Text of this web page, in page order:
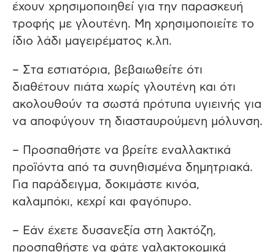
έχουν χρησιμοποιηθεί για την παρασκευή
τροφής με γλουτένη. Μη χρησιμοποιείτε το
ίδιο λάδι μαγειρέματος κ.λπ.
– Στα εστιατόρια, βεβαιωθείτε ότι
διαθέτουν πιάτα χωρίς γλουτένη και ότι
ακολουθούν τα σωστά πρότυπα υγιεινής για
να αποφύγουν τη διασταυρούμενη μόλυνση.
– Προσπαθήστε να βρείτε εναλλακτικά
προϊόντα από τα συνηθισμένα δημητριακά.
Για παράδειγμα, δοκιμάστε κινόα,
καλαμπόκι, κεχρί και φαγόπυρο.
– Εάν έχετε δυσανεξία στη λακτόζη,
προσπαθήστε να φάτε γαλακτοκομικά